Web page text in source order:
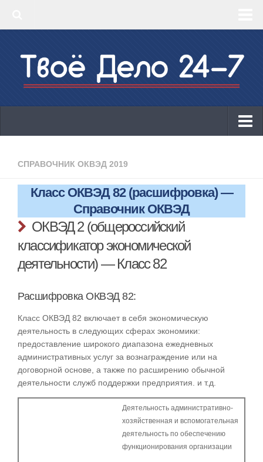
‣ КБК 2019
ОКВЭД 2019
Онлайн-кассы 2019: 54-ФЗ!
Законодательство
СПРАВОЧНИК ОКВЭД 2019
Класс ОКВЭД 82 (расшифровка) —
Справочник ОКВЭД
ОКВЭД 2 (общероссийский
классификатор экономической
деятельности) — Класс 82
Расшифровка ОКВЭД 82:
Класс ОКВЭД 82 включает в себя экономическую
деятельность в следующих сферах экономики:
предоставление широкого диапазона ежедневных
административных услуг за вознаграждение или на
договорной основе, а также по расширению обычной
деятельности служб поддержки предприятия. и т.д.
Деятельность административно-
хозяйственная и вспомогательная
деятельность по обеспечению
функционирования организации